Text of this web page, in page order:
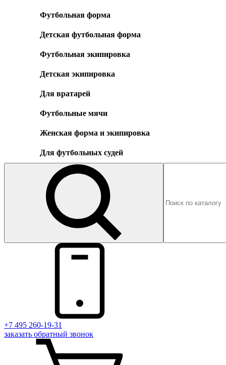
Футбольная форма
Детская футбольная форма
Футбольная экипировка
Детская экипировка
Для вратарей
Футбольные мячи
Женская форма и экипировка
Для футбольных судей
+7 495 260-19-31
заказать обратный звонок